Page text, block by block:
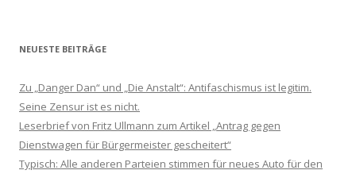
NEUESTE BEITRÄGE
Zu „Danger Dan“ und „Die Anstalt“: Antifaschismus ist legitim.
Seine Zensur ist es nicht.
Leserbrief von Fritz Ullmann zum Artikel „Antrag gegen
Dienstwagen für Bürgermeister gescheitert“
Typisch: Alle anderen Parteien stimmen für neues Auto für den